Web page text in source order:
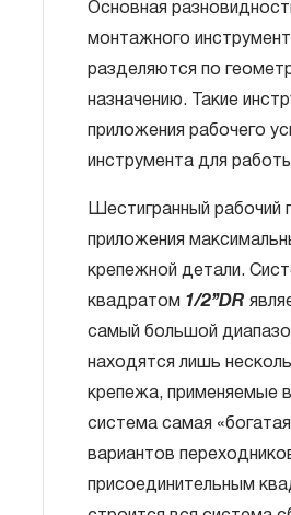
Основная
монтажного
разделяются по
назначению. Такие
приложения рабочего
инструмента для
Шестигранный рабочий
приложения
крепежной детали.
квадратом 1/2’’DR
самый большой
находятся лишь
крепежа, применяемые
система самая
вариантов
присоединительным
ГАРАНТИЙНЫЕ
Содержание:
Головки торцевые
3/4", 13/16”, 7/8”,
Рукоятка
Вороток
Шарнир карданный;
Пластиковый кейс.